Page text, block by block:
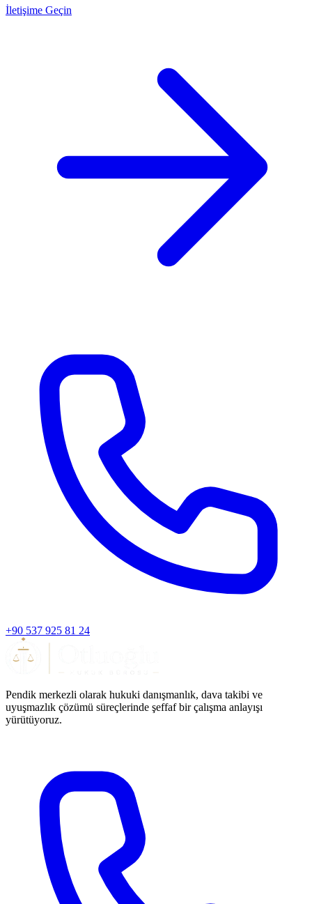
İletişime Geçin
+90 537 925 81 24
Pendik merkezli olarak hukuki danışmanlık, dava takibi ve
uyuşmazlık çözümü süreçlerinde şeffaf bir çalışma anlayışı
yürütüyoruz.